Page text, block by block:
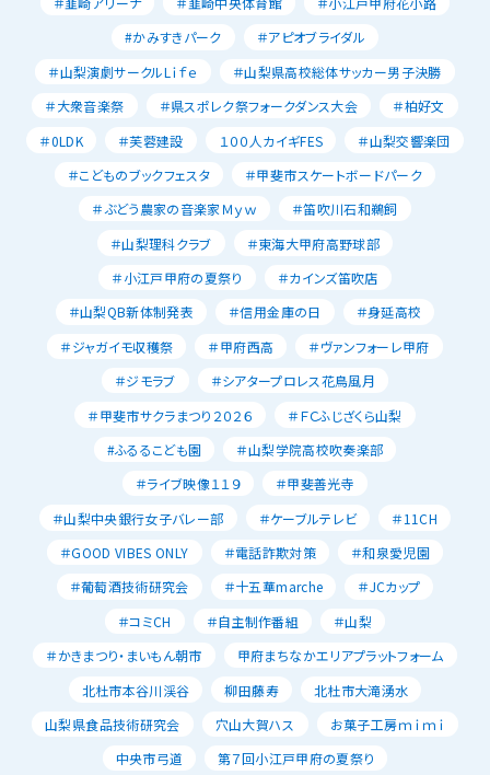
#かみすきパーク
＃アピオブライダル
＃山梨演劇サークルLｉｆｅ
＃山梨県高校総体サッカー男子決勝
＃大衆音楽祭
＃県スポレク祭フォークダンス大会
＃柏好文
＃0LDK
＃芙蓉建設 １００人カイギFES
＃山梨交響楽団
＃こどものブックフェスタ
＃甲斐市スケートボードパーク
＃ぶどう農家の音楽家Ｍｙｗ
＃笛吹川石和鵜飼
＃山梨理科クラブ
＃東海大甲府高野球部
＃小江戸甲府の夏祭り
＃カインズ笛吹店
＃山梨QB新体制発表
＃信用金庫の日
＃身延高校
＃ジャガイモ収穫祭
＃甲府西高
＃ヴァンフォーレ甲府
＃ジモラブ
＃シアタープロレス花鳥風月
＃甲斐市サクラまつり２０２６
＃ＦＣふじざくら山梨
#ふるるこども園
＃山梨学院高校吹奏楽部
＃ライブ映像１１９
＃甲斐善光寺
＃山梨中央銀行女子バレー部
＃ケーブルテレビ
＃11CH
＃GOOD VIBES ONLY
＃電話詐欺対策
＃和泉愛児園
＃葡萄酒技術研究会
＃十五華marche
＃JCカップ
＃コミCH
＃自主制作番組
＃山梨
＃かきまつり・まいもん朝市
甲府まちなかエリアプラットフォーム
北杜市本谷川渓谷
柳田藤寿
北杜市大滝湧水
山梨県食品技術研究会
穴山大賀ハス
お菓子工房ｍｉｍｉ
中央市弓道
第７回小江戸甲府の夏祭り